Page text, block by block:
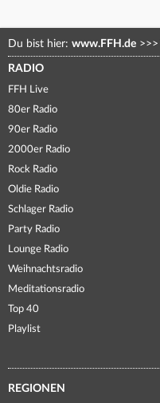
Du bist hier: www.FFH.de >>>
RADIO
FFH Live
80er Radio
90er Radio
2000er Radio
Rock Radio
Oldie Radio
Schlager Radio
Party Radio
Lounge Radio
Weihnachtsradio
Meditationsradio
Top 40
Playlist
REGIONEN